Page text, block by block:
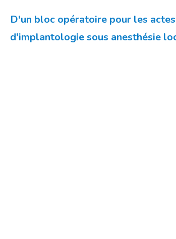
D'un bloc opératoire pour les actes
d'implantologie sous anesthésie